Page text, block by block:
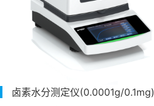
卤素水分测定仪(0.0001g/0.1mg)